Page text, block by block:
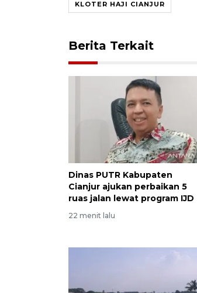
KLOTER HAJI CIANJUR
Berita Terkait
Dinas PUTR Kabupaten
Cianjur ajukan perbaikan 5
ruas jalan lewat program IJD
22 menit lalu